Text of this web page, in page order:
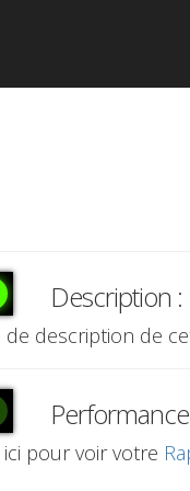
Description
de description de
ici pour voir votre